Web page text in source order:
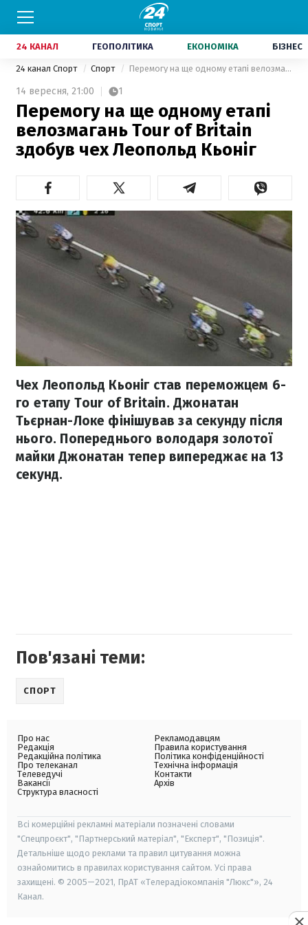
24 КАНАЛ ГЕОПОЛІТИКА ЕКОНОМІКА БІЗНЕС
24 канал Спорт Спорт Перемогу на ще одному етапі велозмагань Tour of Britain здобув чех Леопольд Кьоніг
14 вересня, 21:00 1
Перемогу на ще одному етапі
велозмагань Tour of Britain
здобув чех Леопольд Кьоніг
Чех Леопольд Кьоніг став переможцем 6-
го етапу Tour of Britain. Джонатан
Тьєрнан-Локе фінішував за секунду після
нього. Попереднього володаря золотої
майки Джонатан тепер випереджає на 13
секунд.
Пов'язані теми:
СПОРТ
Про нас
Редакція
Редакційна політика
Про телеканал
Телеведучі
Вакансії
Структура власності
Рекламодавцям
Правила користування
Політика конфіденційності
Технічна інформація
Контакти
Архів
Всі комерційні рекламні матеріали позначені словами
"Спецпроєкт", "Партнерський матеріал", "Експерт", "Позиція".
Детальніше щодо реклами та правил цитування можна
ознайомитись в правилах користування сайтом. Усі права
захищені. © 2005—2021, ПрАТ «Телерадіокомпанія "Люкс"», 24
Канал.